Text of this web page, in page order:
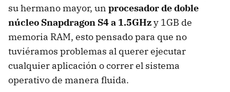
su hermano mayor, un procesador de doble
núcleo Snapdragon S4 a 1.5GHzy 1GB de
memoria RAM, esto pensado para que no
tuviéramos problemas al querer ejecutar
cualquier aplicación o correr el sistema
operativo de manera fluida.